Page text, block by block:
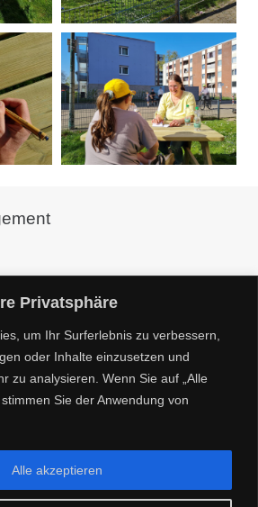
Privatsphäre
um Ihr Surferlebnis zu verbessern,
oder Inhalte einzusetzen und
zu analysieren. Wenn Sie auf „Alle
Sie der Anwendung von
Alle akzeptieren
0157 39606975